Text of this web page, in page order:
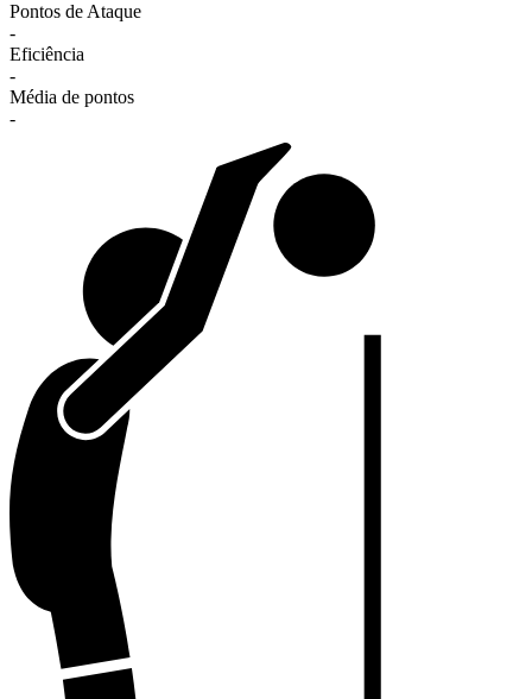
Pontos de Ataque
-
Eficiência
-
Média de pontos
-